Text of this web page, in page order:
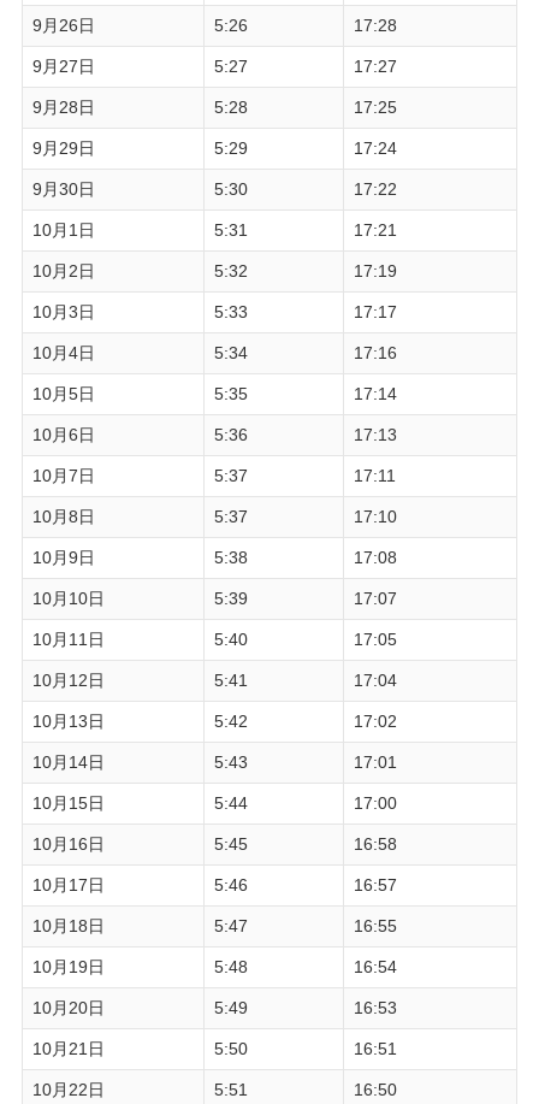
9月26日 5:26 17:28
9月27日 5:27 17:27
9月28日 5:28 17:25
9月29日 5:29 17:24
9月30日 5:30 17:22
10月1日 5:31 17:21
10月2日 5:32 17:19
10月3日 5:33 17:17
10月4日 5:34 17:16
10月5日 5:35 17:14
10月6日 5:36 17:13
10月7日 5:37 17:11
10月8日 5:37 17:10
10月9日 5:38 17:08
10月10日 5:39 17:07
10月11日 5:40 17:05
10月12日 5:41 17:04
10月13日 5:42 17:02
10月14日 5:43 17:01
10月15日 5:44 17:00
10月16日 5:45 16:58
10月17日 5:46 16:57
10月18日 5:47 16:55
10月19日 5:48 16:54
10月20日 5:49 16:53
10月21日 5:50 16:51
10月22日 5:51 16:50